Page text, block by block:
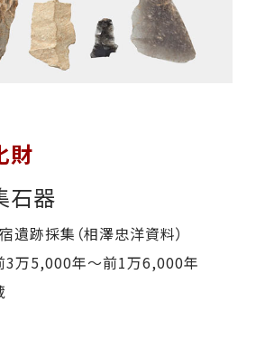
財
石器
遺跡採集（相澤忠洋資料）
3万5,000年～前1万6,000年